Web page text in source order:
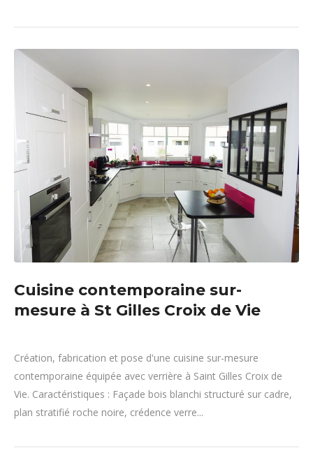
Cuisine contemporaine sur-
mesure à St Gilles Croix de Vie
Création, fabrication et pose d'une cuisine sur-mesure
contemporaine équipée avec verrière à Saint Gilles Croix de
Vie. Caractéristiques : Façade bois blanchi structuré sur cadre,
plan stratifié roche noire, crédence verre...